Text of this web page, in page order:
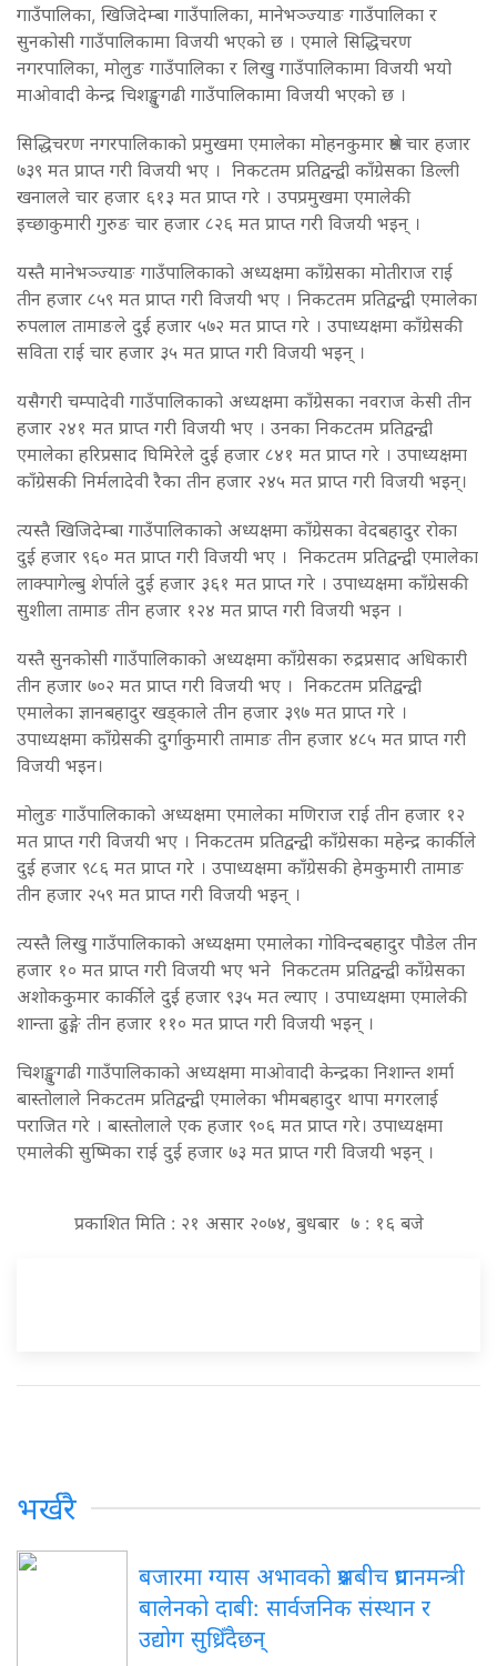
गाउँपालिका, खिजिदेम्बा गाउँपालिका, मानेभञ्ज्याङ गाउँपालिका र
सुनकोसी गाउँपालिकामा विजयी भएको छ । एमाले सिद्धिचरण
नगरपालिका, मोलुङ गाउँपालिका र लिखु गाउँपालिकामा विजयी भयो
माओवादी केन्द्र चिशङ्खुगढी गाउँपालिकामा विजयी भएको छ ।
सिद्धिचरण नगरपालिकाको प्रमुखमा एमालेका मोहनकुमार श्रेष्ठ चार हजार
७३९ मत प्राप्त गरी विजयी भए । निकटतम प्रतिद्वन्द्वी काँग्रेसका डिल्ली
खनालले चार हजार ६१३ मत प्राप्त गरे । उपप्रमुखमा एमालेकी
इच्छाकुमारी गुरुङ चार हजार ८२६ मत प्राप्त गरी विजयी भइन् ।
यस्तै मानेभञ्ज्याङ गाउँपालिकाको अध्यक्षमा काँग्रेसका मोतीराज राई
तीन हजार ८५९ मत प्राप्त गरी विजयी भए । निकटतम प्रतिद्वन्द्वी एमालेका
रुपलाल तामाङले दुई हजार ५७२ मत प्राप्त गरे । उपाध्यक्षमा काँग्रेसकी
सविता राई चार हजार ३५ मत प्राप्त गरी विजयी भइन् ।
यसैगरी चम्पादेवी गाउँपालिकाको अध्यक्षमा काँग्रेसका नवराज केसी तीन
हजार २४१ मत प्राप्त गरी विजयी भए । उनका निकटतम प्रतिद्वन्द्वी
एमालेका हरिप्रसाद घिमिरेले दुई हजार ८४१ मत प्राप्त गरे । उपाध्यक्षमा
काँग्रेसकी निर्मलादेवी रैका तीन हजार २४५ मत प्राप्त गरी विजयी भइन्।
त्यस्तै खिजिदेम्बा गाउँपालिकाको अध्यक्षमा काँग्रेसका वेदबहादुर रोका
दुई हजार ९६० मत प्राप्त गरी विजयी भए । निकटतम प्रतिद्वन्द्वी एमालेका
लाक्पागेल्बु शेर्पाले दुई हजार ३६१ मत प्राप्त गरे । उपाध्यक्षमा काँग्रेसकी
सुशीला तामाङ तीन हजार १२४ मत प्राप्त गरी विजयी भइन ।
यस्तै सुनकोसी गाउँपालिकाको अध्यक्षमा काँग्रेसका रुद्रप्रसाद अधिकारी
तीन हजार ७०२ मत प्राप्त गरी विजयी भए । निकटतम प्रतिद्वन्द्वी
एमालेका ज्ञानबहादुर खड्काले तीन हजार ३९७ मत प्राप्त गरे ।
उपाध्यक्षमा काँग्रेसकी दुर्गाकुमारी तामाङ तीन हजार ४८५ मत प्राप्त गरी
विजयी भइन।
मोलुङ गाउँपालिकाको अध्यक्षमा एमालेका मणिराज राई तीन हजार १२
मत प्राप्त गरी विजयी भए । निकटतम प्रतिद्वन्द्वी काँग्रेसका महेन्द्र कार्कीले
दुई हजार ९८६ मत प्राप्त गरे । उपाध्यक्षमा काँग्रेसकी हेमकुमारी तामाङ
तीन हजार २५९ मत प्राप्त गरी विजयी भइन् ।
त्यस्तै लिखु गाउँपालिकाको अध्यक्षमा एमालेका गोविन्दबहादुर पौडेल तीन
हजार १० मत प्राप्त गरी विजयी भए भने निकटतम प्रतिद्वन्द्वी काँग्रेसका
अशोककुमार कार्कीले दुई हजार ९३५ मत ल्याए । उपाध्यक्षमा एमालेकी
शान्ता ढुङ्गे तीन हजार ११० मत प्राप्त गरी विजयी भइन् ।
चिशङ्खुगढी गाउँपालिकाको अध्यक्षमा माओवादी केन्द्रका निशान्त शर्मा
बास्तोलाले निकटतम प्रतिद्वन्द्वी एमालेका भीमबहादुर थापा मगरलाई
पराजित गरे । बास्तोलाले एक हजार ९०६ मत प्राप्त गरे। उपाध्यक्षमा
एमालेकी सुष्मिका राई दुई हजार ७३ मत प्राप्त गरी विजयी भइन् ।
प्रकाशित मिति : २१ असार २०७४, बुधबार ७ : १६ बजे
भर्खरै
बजारमा ग्यास अभावको प्रश्नबीच प्रधानमन्त्री
बालेनको दाबी: सार्वजनिक संस्थान र
उद्योग सुध्रिँदैछन्